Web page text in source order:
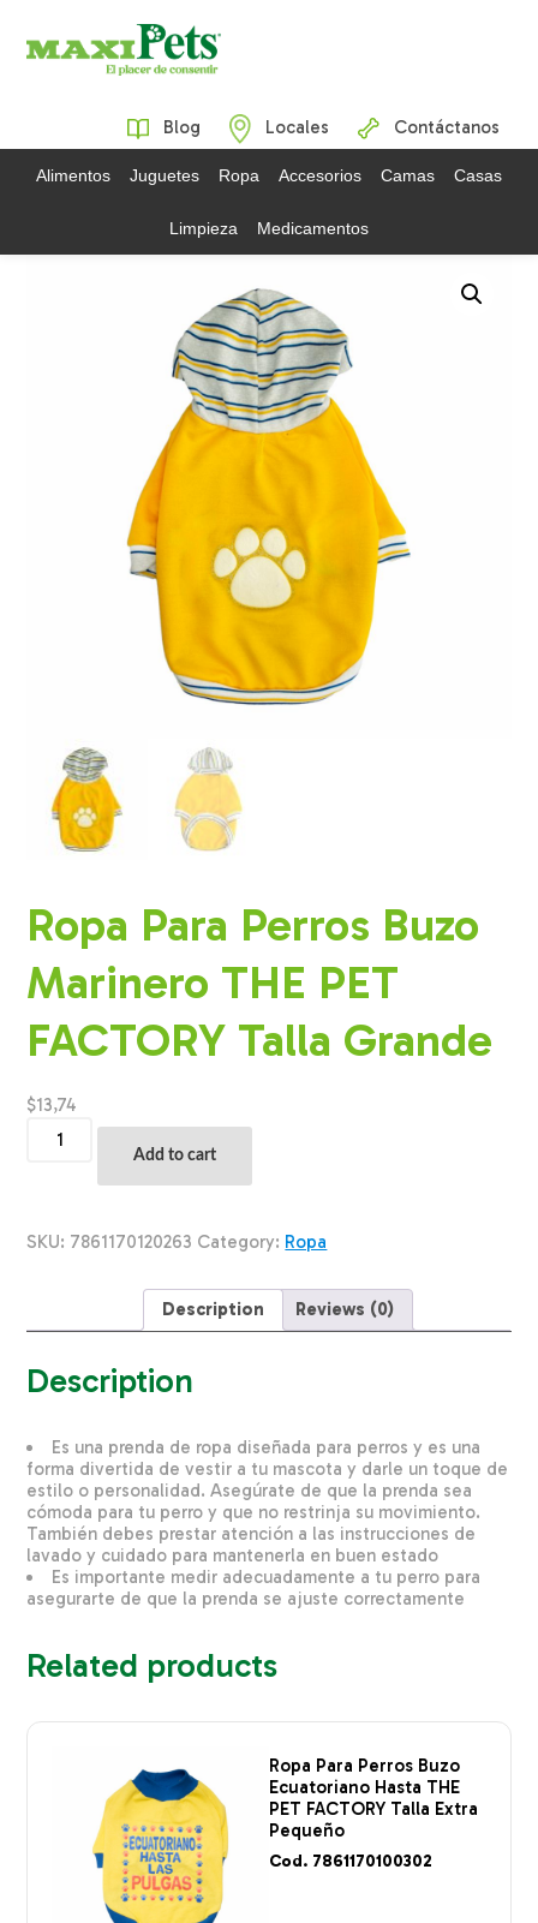
Blog Locales Contáctanos
Alimentos Juguetes Ropa Accesorios Camas Casas
Limpieza Medicamentos
Ropa Para Perros Buzo
Marinero THE PET
FACTORY Talla Grande
$13,74
Para
THE
Add to cart
SKU: 7861170120263 Category: Ropa
Description Reviews (0)
Description
Es una prenda de ropa diseñada para perros y es una
forma divertida de vestir a tu mascota y darle un toque de
estilo o personalidad. Asegúrate de que la prenda sea
cómoda para tu perro y que no restrinja su movimiento.
También debes prestar atención a las instrucciones de
lavado y cuidado para mantenerla en buen estado
Es importante medir adecuadamente a tu perro para
asegurarte de que la prenda se ajuste correctamente
Related products
Ropa Para Perros Buzo
Ecuatoriano Hasta THE
PET FACTORY Talla Extra
Pequeño
Cod. 7861170100302